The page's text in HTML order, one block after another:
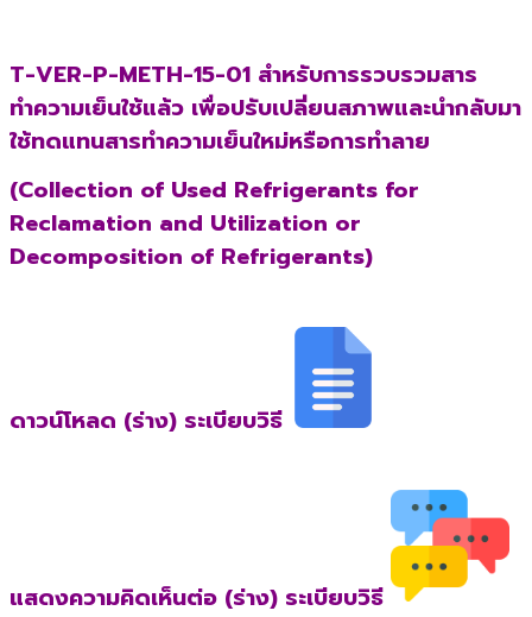
T-VER-P-METH-15-01 สำหรับการรวบรวมสาร
ทำความเย็นใช้แล้ว เพื่อปรับเปลี่ยนสภาพและนำกลับมา
ใช้ทดแทนสารทำความเย็นใหม่หรือการทำลาย
(Collection of Used Refrigerants for
Reclamation and Utilization or
Decomposition of Refrigerants)
ดาวน์โหลด (ร่าง) ระเบียบวิธี
แสดงความคิดเห็นต่อ (ร่าง) ระเบียบวิธี